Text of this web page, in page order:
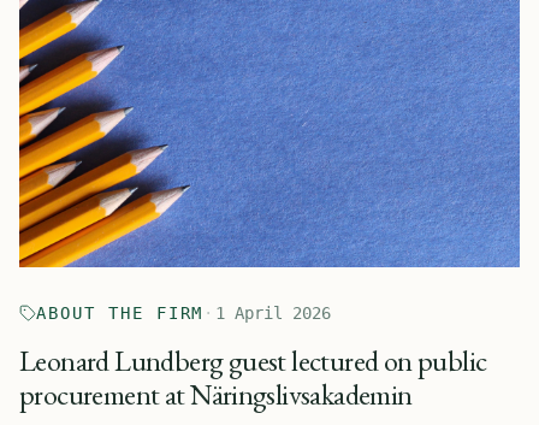
ABOUT THE FIRM · 1 April 2026
Leonard Lundberg guest lectured on public
procurement at Näringslivsakademin